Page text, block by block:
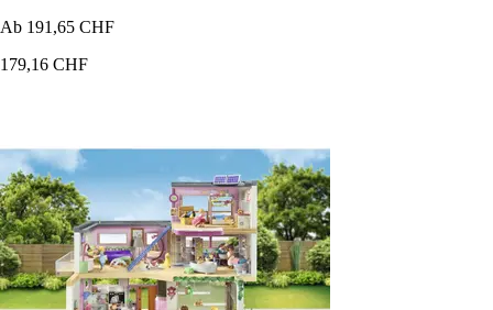
Ab 191,65 CHF
179,16 CHF